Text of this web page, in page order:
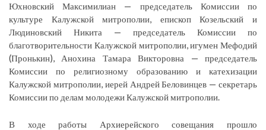
Юхновский Максимилиан — председатель Комиссии по
культуре Калужской митрополии, епископ Козельский и
Людиновский Никита — председатель Комиссии по
благотворительности Калужской митрополии, игумен Мефодий
(Пронькин), Анохина Тамара Викторовна — председатель
Комиссии по религиозному образованию и катехизации
Калужской митрополии, иерей Андрей Беловинцев — секретарь
Комиссии по делам молодежи Калужской митрополии.
В ходе работы Архиерейского совещания прошло